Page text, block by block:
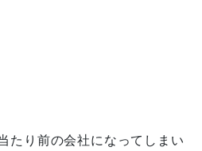
たり前の会社になってしまい